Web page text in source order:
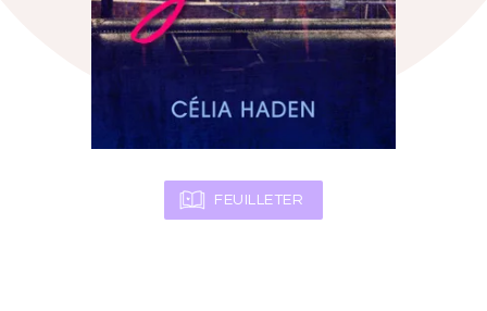
FEUILLETER